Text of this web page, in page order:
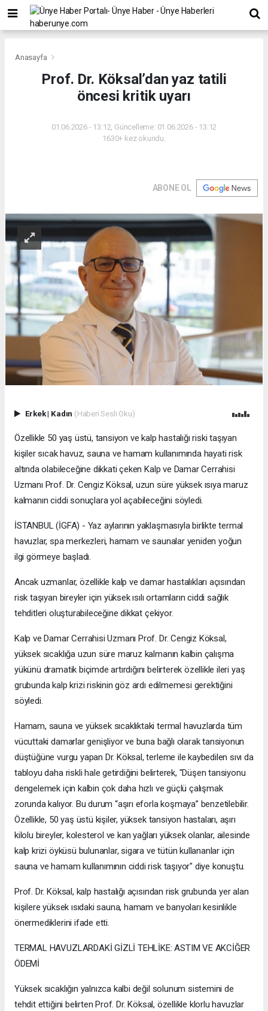
Anasayfa
Prof. Dr. Köksal’dan yaz tatili
öncesi kritik uyarı
01.06.2026 - 13:12, Güncelleme: 01.06.2026 - 13:12
1630+ kez okundu.
ABONE OL
Erkek| Kadın (Haberi Sesli Oku)
Özellikle 50 yaş üstü, tansiyon ve kalp hastalığı riski taşıyan
kişiler sıcak havuz, sauna ve hamam kullanımında hayati risk
altında olabileceğine dikkati çeken Kalp ve Damar Cerrahisi
Uzmanı Prof. Dr. Cengiz Köksal, uzun süre yüksek ısıya maruz
kalmanın ciddi sonuçlara yol açabileceğini söyledi.
İSTANBUL (İGFA) - Yaz aylarının yaklaşmasıyla birlikte termal
havuzlar, spa merkezleri, hamam ve saunalar yeniden yoğun
ilgi görmeye başladı.
Ancak uzmanlar, özellikle kalp ve damar hastalıkları açısından
risk taşıyan bireyler için yüksek ısılı ortamların ciddi sağlık
tehditleri oluşturabileceğine dikkat çekiyor.
Kalp ve Damar Cerrahisi Uzmanı Prof. Dr. Cengiz Köksal,
yüksek sıcaklığa uzun süre maruz kalmanın kalbin çalışma
yükünü dramatik biçimde artırdığını belirterek özellikle ileri yaş
grubunda kalp krizi riskinin göz ardı edilmemesi gerektiğini
söyledi.
Hamam, sauna ve yüksek sıcaklıktaki termal havuzlarda tüm
vücuttaki damarlar genişliyor ve buna bağlı olarak tansiyonun
düştüğüne vurgu yapan Dr. Köksal, terleme ile kaybedilen sıvı da
tabloyu daha riskli hale getirdiğini belirterek, "Düşen tansiyonu
dengelemek için kalbin çok daha hızlı ve güçlü çalışmak
zorunda kalıyor. Bu durum “aşırı eforla koşmaya” benzetilebilir.
Özellikle, 50 yaş üstü kişiler, yüksek tansiyon hastaları, aşırı
kilolu bireyler, kolesterol ve kan yağları yüksek olanlar, ailesinde
kalp krizi öyküsü bulunanlar, sigara ve tütün kullananlar için
sauna ve hamam kullanımının ciddi risk taşıyor" diye konuştu.
Prof. Dr. Köksal, kalp hastalığı açısından risk grubunda yer alan
kişilere yüksek ısıdaki sauna, hamam ve banyoları kesinlikle
önermediklerini ifade etti.
TERMAL HAVUZLARDAKİ GİZLİ TEHLİKE: ASTIM VE AKCİĞER
ÖDEMİ
Yüksek sıcaklığın yalnızca kalbi değil solunum sistemini de
tehdit ettiğini belirten Prof. Dr. Köksal, özellikle klorlu havuzlar